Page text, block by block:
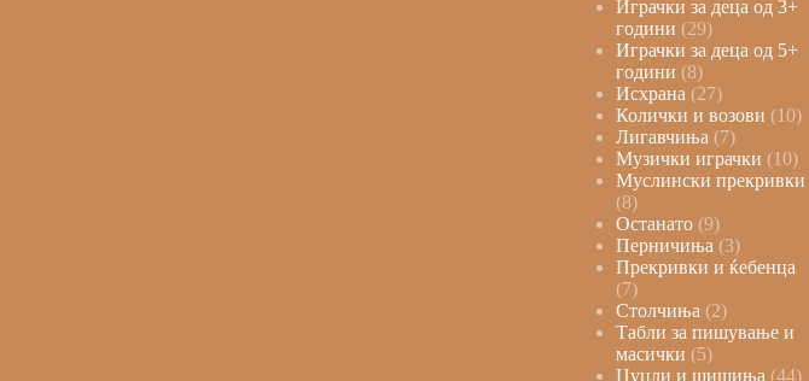
Играчки за деца од 3+
години 29
Играчки за деца од 5+
години 8
Исхрана 27
Колички и возови 10
Лигавчиња 7
Музички играчки 10
Муслински прекривки
8
Останато 9
Перничиња 3
Прекривки и ќебенца
7
Столчиња 2
Табли за пишување и
масички 5
Цуцли и шишиња 44